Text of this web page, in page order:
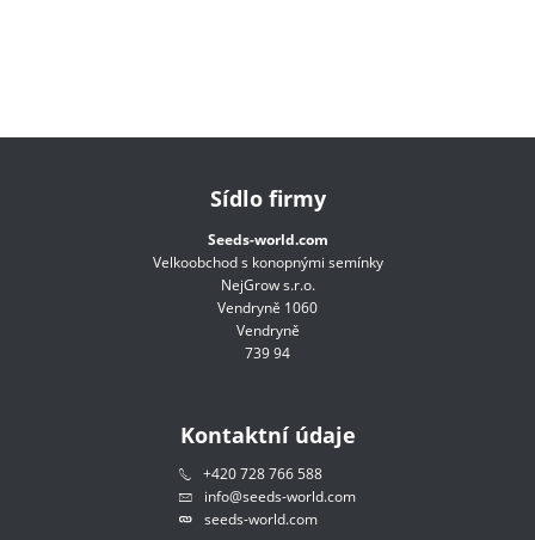
Sídlo firmy
Seeds-world.com
Velkoobchod s konopnými semínky
NejGrow s.r.o.
Vendryně 1060
Vendryně
739 94
Kontaktní údaje
+420 728 766 588
info@seeds-world.com
seeds-world.com